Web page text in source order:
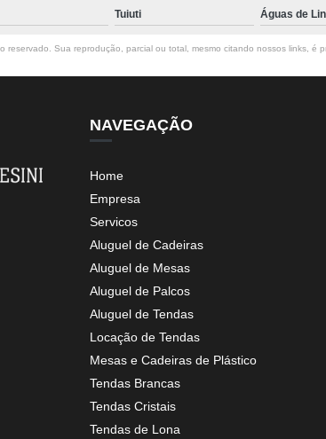
Tuiuti Águas de
Sua reprodução, parcial ou total, mesmo citando nossos links,
NAVEGAÇÃO
Home
Empresa
Servicos
Aluguel de Cadeiras
Aluguel de Mesas
Aluguel de Palcos
Aluguel de Tendas
Locação de Tendas
Mesas e Cadeiras de Plástico
Tendas Brancas
Tendas Cristais
Tendas de Lona